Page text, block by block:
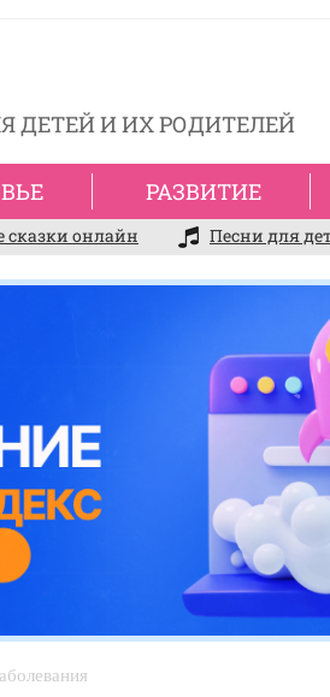
ДЕТЕЙ И ИХ РОДИТЕЛЕЙ
РАЗВИТИЕ
сказки онлайн Песни для